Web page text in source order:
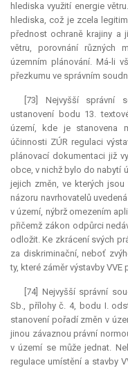
hlediska využití energie
hlediska, což je zcela
přednost ochraně krajiny a
větru, porovnání různých
územním plánování. Má-li
přezkumu ve správním
[73] Nejvyšší správní
ustanovení bodu 13.
území, kde je stanovena
účinnosti ZÚR regulaci
plánovací dokumentaci již
obce, v nichž bylo do nabytí
jejich změn, ve kterých jsou
názoru navrhovatelů
v území, nýbrž omezením
přičemž zákon odpůrci
odložit. Ke zkrácení svých
za diskriminační, neboť
ty, které záměr výstavby
[74] Nejvyšší správní
Sb., přílohy č. 4, bodu I.
stanovení pořadí změn v
jinou závaznou právní
v území se může jednat.
regulace umístění a stavby